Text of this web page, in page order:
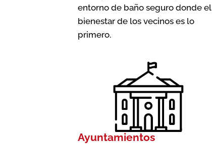
entorno de baño seguro donde el
bienestar de los vecinos es lo
primero.
Ayuntamientos